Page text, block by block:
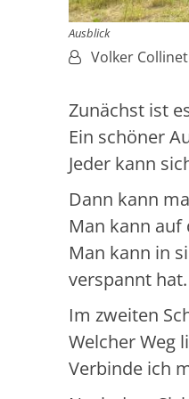
Ausblick
Von:Volker Collinet
Zunächst ist
Ein schöner
Jeder kann
Dann kann
Man kann
Man kann in
verspannt hat.
Im zweiten
Welcher Weg
Verbinde ich